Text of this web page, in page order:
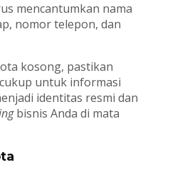
mencantumkan nama
nomor telepon, dan
kosong, pastikan
untuk informasi
identitas resmi dan
bisnis Anda di mata